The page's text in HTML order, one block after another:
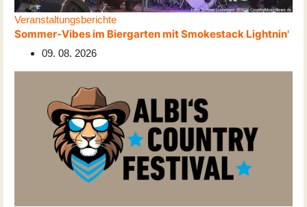
Veranstaltungsberichte
Sommer-Vibes im Biergarten mit Smokestack Lightnin'
09. 08. 2026